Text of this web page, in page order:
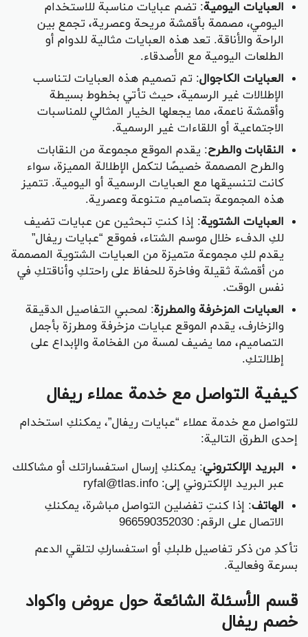
العبايات اليومية: تضم عبايات مناسبة للاستخدام
اليومي، مصممة بأقمشة مريحة وعصرية، تجمع بين
الراحة والأناقة. تعد هذه العبايات مثالية للدوام أو
الطلعات اليومية مع الأصدقاء.
العبايات الكاجوال: تم تصميم هذه العبايات لتناسب
الإطلالات غير الرسمية، حيث تأتي بخطوط بسيطة
وأقمشة ناعمة، مما يجعلها الخيار المثالي للمناسبات
الاجتماعية أو اللقاءات غير الرسمية.
النقابات والطرح: يقدم الموقع مجموعة من النقابات
والطرح المصممة خصيصًا لتكمل الإطلالة المميزة، سواء
كانت لتنسيقها مع العبايات الرسمية أو اليومية. تتميز
هذه المجموعة بتصاميم متنوعة وعصرية.
العبايات الشتوية: إذا كنتِ تبحثين عن عبايات تضيف
لكِ الدفء خلال موسم الشتاء، فموقع “عبايات ريفال”
يقدم لكِ مجموعة متميزة من العبايات الشتوية المصممة
من أقمشة ثقيلة وفاخرة للحفاظ على راحتكِ وأناقتكِ في
نفس الوقت.
العبايات المزخرفة والمطرزة: لمحبي التفاصيل الدقيقة
والزخارف، يقدم الموقع عبايات مزخرفة ومطرزة بأجمل
التصاميم، مما يضيف لمسة من الفخامة والإبداع على
إطلالتكِ.
كيفية التواصل مع خدمة عملاء ريفال
للتواصل مع خدمة عملاء “عبايات ريفال”، يمكنكِ استخدام
إحدى الطرق التالية:
البريد الإلكتروني: يمكنكِ إرسال استفساراتك أو مشاكلك
عبر البريد الإلكتروني إلى: ryfal@tlas.info
الهاتف: إذا كنتِ تفضلين التواصل مباشرة، يمكنكِ
الاتصال على الرقم: 966590352030
تأكدِ من ذكر تفاصيل طلبكِ أو استفساركِ لتلقي الدعم
بسرعة وفعالية.
قسم الأسئلة الشائعة حول عروض واكواد
خصم ريفال